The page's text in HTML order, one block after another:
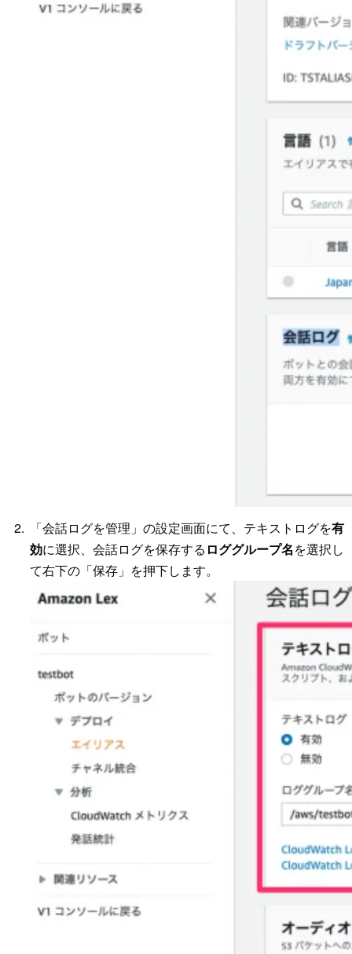
「会話ログを管理」の設定画面にて、テキストログを有
効に選択、会話ログを保存する ロググループ名を選択し
て右下の「保存」を押下します。